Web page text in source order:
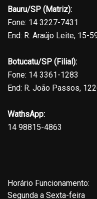
Bauru/SP (Matriz):
Fone: 14 3227-7431
End: R. Araújo Leite, 15-
Botucatu/SP (Filial):
Fone: 14 3361-1283
End: R. João Passos,
WathsApp:
14 98815-4863
Horário Funcionamento:
Segunda a Sexta-feira